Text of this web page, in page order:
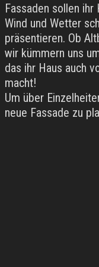
Fassaden sollen
Wind und Wetter
präsentieren. Ob
wir kümmern uns
das ihr Haus auch
macht!
Um über
neue Fassade zu